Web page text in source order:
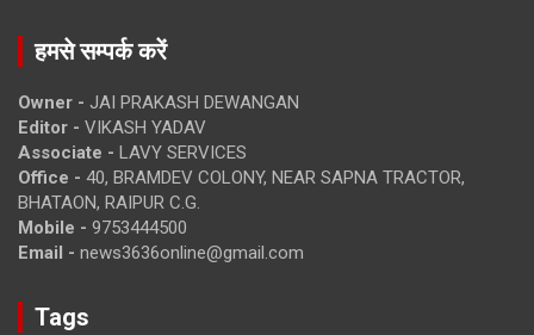
हमसे सम्पर्क करें
Owner - JAI PRAKASH DEWANGAN
Editor - VIKASH YADAV
Associate - LAVY SERVICES
Office - 40, BRAMDEV COLONY, NEAR SAPNA TRACTOR,
BHATAON, RAIPUR C.G.
Mobile - 9753444500
Email - news3636online@gmail.com
Tags